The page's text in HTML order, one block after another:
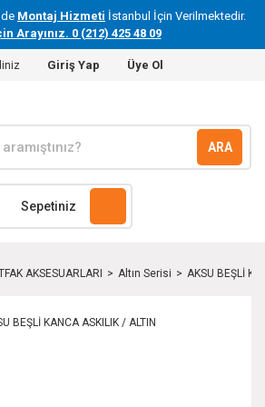
Montaj Hizmeti İstanbul İçin Verilmektedir.
Arayınız. 0 (212) 425 48 09
Giriş Yap Üye Ol
ARA
Sepetiniz
AKSESUARLARI Altın Serisi AKSU BEŞLİ